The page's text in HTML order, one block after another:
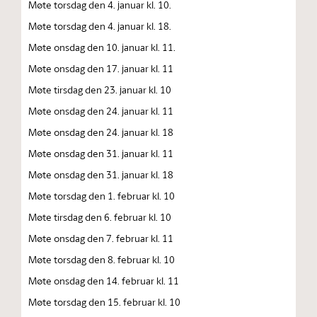
Møte torsdag den 4. januar kl. 10.
Møte torsdag den 4. januar kl. 18.
Møte onsdag den 10. januar kl. 11.
Møte onsdag den 17. januar kl. 11
Møte tirsdag den 23. januar kl. 10
Møte onsdag den 24. januar kl. 11
Møte onsdag den 24. januar kl. 18
Møte onsdag den 31. januar kl. 11
Møte onsdag den 31. januar kl. 18
Møte torsdag den 1. februar kl. 10
Møte tirsdag den 6. februar kl. 10
Møte onsdag den 7. februar kl. 11
Møte torsdag den 8. februar kl. 10
Møte onsdag den 14. februar kl. 11
Møte torsdag den 15. februar kl. 10